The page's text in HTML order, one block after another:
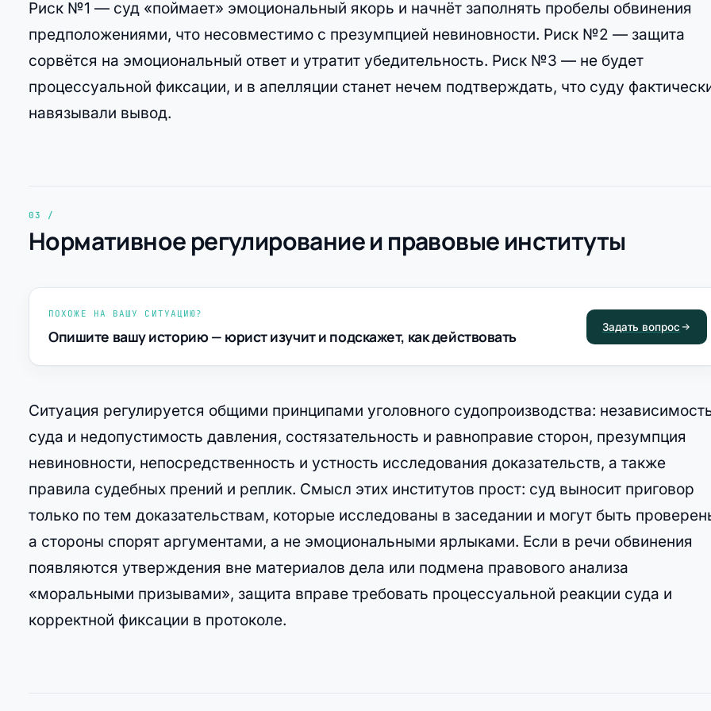
Риск №1 — суд «поймает» эмоциональный якорь и начнёт заполнять пробелы обвинения
предположениями, что несовместимо с презумпцией невиновности. Риск №2 — защита
сорвётся на эмоциональный ответ и утратит убедительность. Риск №3 — не будет
процессуальной фиксации, и в апелляции станет нечем подтверждать, что суду
навязывали вывод.
Нормативное регулирование и правовые институты
ПОХОЖЕ НА ВАШУ СИТУАЦИЮ?
Опишите вашу историю — юрист изучит и подскажет, как действовать
Задать вопрос
Ситуация регулируется общими принципами уголовного судопроизводства:
суда и недопустимость давления, состязательность и равноправие сторон, презумпция
невиновности, непосредственность и устность исследования доказательств, а также
правила судебных прений и реплик. Смысл этих институтов прост: суд выносит приговор
только по тем доказательствам, которые исследованы в заседании и могут быть
а стороны спорят аргументами, а не эмоциональными ярлыками. Если в речи обвинения
появляются утверждения вне материалов дела или подмена правового анализа
«моральными призывами», защита вправе требовать процессуальной реакции суда и
корректной фиксации в протоколе.